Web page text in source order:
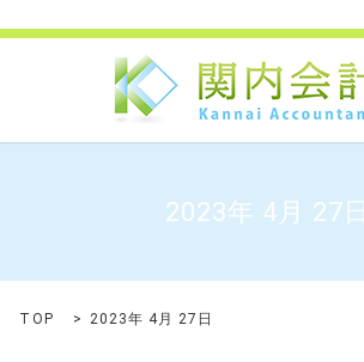
2023年 4月 27日
TOP 2023年 4月 27日